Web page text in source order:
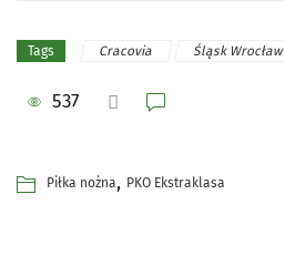
Tags Cracovia Śląsk Wrocław
537
Piłka nożna, PKO Ekstraklasa